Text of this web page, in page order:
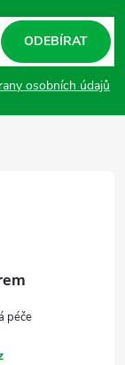
osobních údajů
ODEBÍRAT